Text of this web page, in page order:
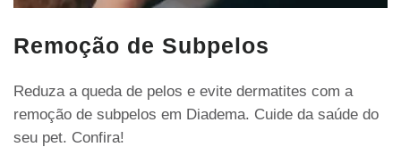
Remoção de Subpelos
Reduza a queda de pelos e evite dermatites com a
remoção de subpelos em Diadema. Cuide da saúde do
seu pet. Confira!